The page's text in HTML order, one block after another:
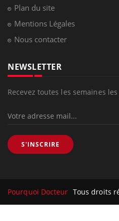
Plan du site
Mentions Légales
Nous contacter
NEWSLETTER
Recevez toutes les semaines
S'INSCRIRE
Pourquoi Docteur Tous droits